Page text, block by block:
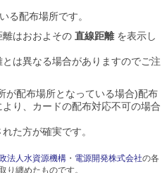
る配布場所です。
離はおおよその 直線距離を表示し
は異なる場合がありますのでご注
が配布場所となっている場合)配布
り、カードの配布対応不可の場合
れた方が確実です。
法人水資源機構 ・ 電源開発株式会社の各
り纏めたものです。